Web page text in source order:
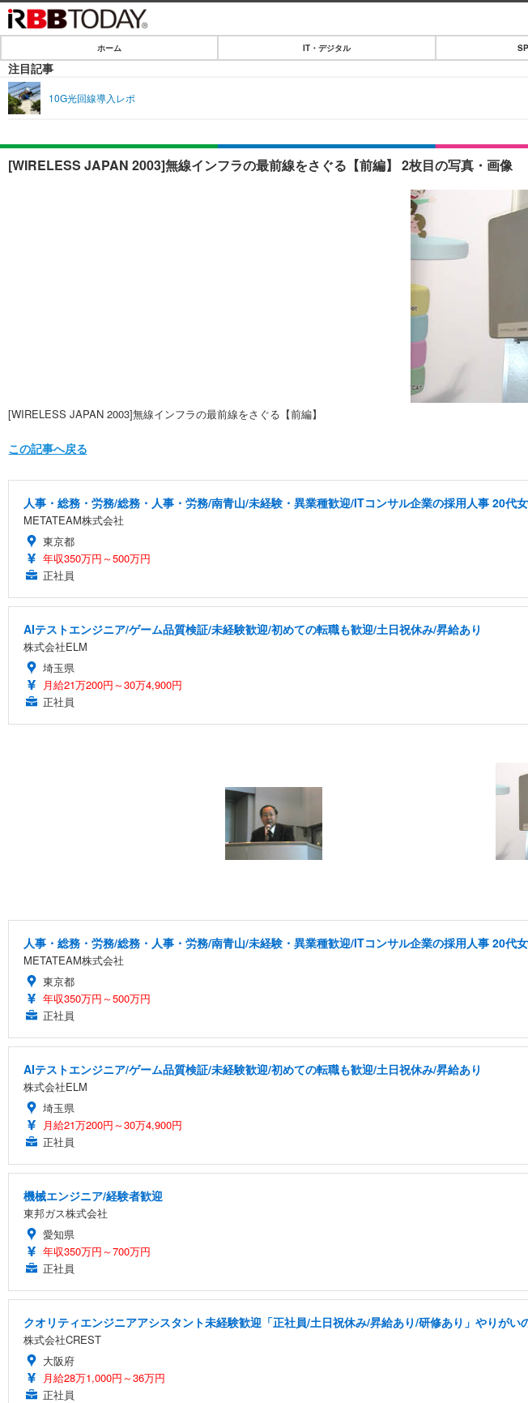
IT・デジタル
ネタ
ホーム IT・デジタル
注目記事
10G光回線導入レポ
[WIRELESS JAPAN 2003]無線インフラの最前線をさぐる【前編】 2枚目の写真・画像
[WIRELESS JAPAN 2003]無線インフラの最前線をさぐる【前編】
この記事へ戻る
人事・総務・労務/総務・人事・労務/南青山/未経験・異業種歓迎/ITコンサル企業の採用人事 20代
METATEAM株式会社
東京都
年収350万円～500万円
正社員
AIテストエンジニア/ゲーム品質検証/未経験歓迎/初めての転職も歓迎/土日祝休み/昇給あり
株式会社ELM
埼玉県
月給21万200円～30万4,900円
正社員
人事・総務・労務/総務・人事・労務/南青山/未経験・異業種歓迎/ITコンサル企業の採用人事 20代
METATEAM株式会社
東京都
年収350万円～500万円
正社員
AIテストエンジニア/ゲーム品質検証/未経験歓迎/初めての転職も歓迎/土日祝休み/昇給あり
株式会社ELM
埼玉県
月給21万200円～30万4,900円
正社員
機械エンジニア/経験者歓迎
東邦ガス株式会社
愛知県
年収350万円～700万円
正社員
クオリティエンジニアアシスタント未経験歓迎「正社員/土日祝休み/昇給あり/研修あり」やりがい
株式会社CREST
大阪府
月給28万1,000円～36万円
正社員